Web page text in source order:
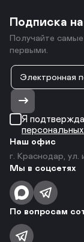
Подписка
Получайте
первыми.
Я
Наш офис
г. Краснодар,
Мы в соцсетях
По вопросам